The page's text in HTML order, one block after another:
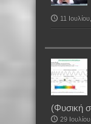
11
(Φυσική
29